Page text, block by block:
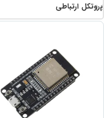
پروتکل ارتباطی